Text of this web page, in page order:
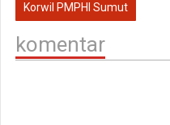
Korwil PMPHI Sumut
komentar